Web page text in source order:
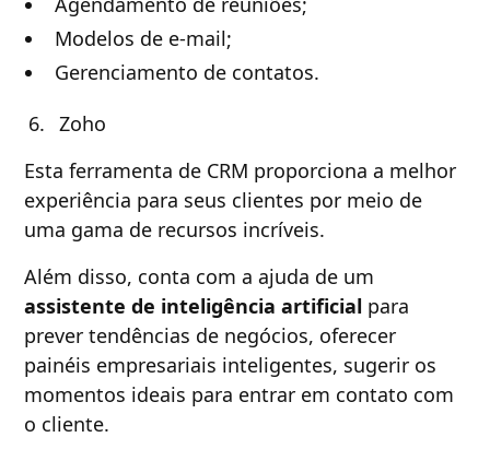
Modelos de e-mail;
Gerenciamento de contatos.
Zoho
Esta ferramenta de CRM proporciona a melhor
experiência para seus clientes por meio de
uma gama de recursos incríveis.
Além disso, conta com a ajuda de um
assistente de inteligência artificial para
prever tendências de negócios, oferecer
painéis empresariais inteligentes, sugerir os
momentos ideais para entrar em contato com
o cliente.